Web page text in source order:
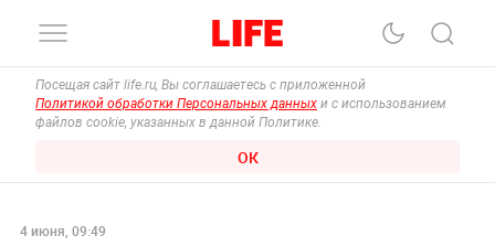
Посещая сайт life.ru, Вы соглашаетесь с приложенной
Политикой обработки Персональных данных и с использованием
файлов cookie, указанных в данной Политике.
ОК
4 июня, 09:49